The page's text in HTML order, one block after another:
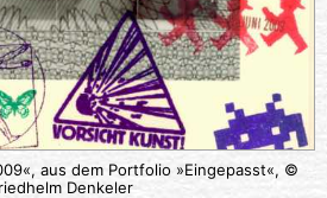
aus dem Portfolio »Eingepasst«, ©
Denkeler